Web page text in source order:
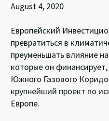
August 4, 2020
Европейский
превратиться в
преуменьшать влияние
которые он
Южного Газового
крупнейший проект по
Европе.